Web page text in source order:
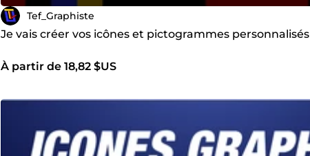
Tef_Graphiste
Je vais créer vos icônes et pictogrammes personnalisés
À partir de 18,82 $US